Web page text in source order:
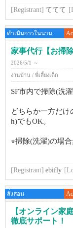
[Registrant] ててて
ดำเนินการในนาม
家事代行【お掃
2026/5/1 ～
งานบ้าน / พี่เลี้ยงเด็ก
SF市内で掃除(洗
どちらか一方だけ
h)でもOK。
⭐︎掃除(洗濯)の場
[Registrant] ebifly
สั่งสอน
【オンライン家
徹底サポート！